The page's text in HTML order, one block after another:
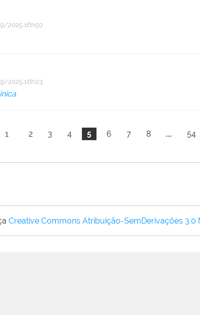
2025 16h50
2025 16h03
1 2 3 4 5 6 7 8 ... 54
Creative Commons Atribuição-SemDerivações 3.0